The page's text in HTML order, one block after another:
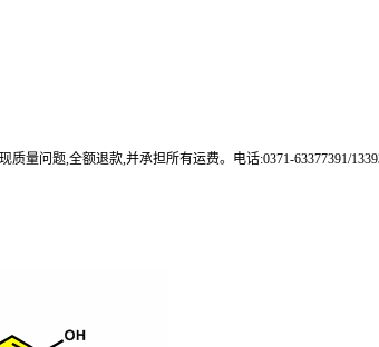
量问题,全额退款,并承担所有运费。电话:0371-63377391/